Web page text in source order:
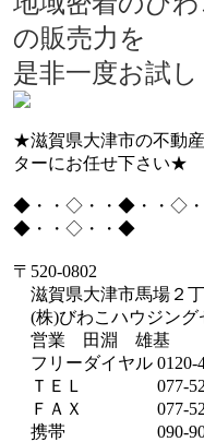
の販売力を
是非一度お試
★滋賀県大津市の不動
ターにお任せ下さい★
◆・・◇・・◆・・◇
◆・・◇・・◆
〒 520-0802
滋賀県大津市馬場２
(株)びわこハウジング
営業 田淵 雄基
フリーダイヤル0120-
ＴＥＬ 077-
ＦＡＸ 077-
携帯
090-